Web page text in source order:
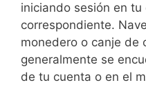
iniciando sesión en
correspondiente.
monedero o canje de
generalmente se
de tu cuenta o en el